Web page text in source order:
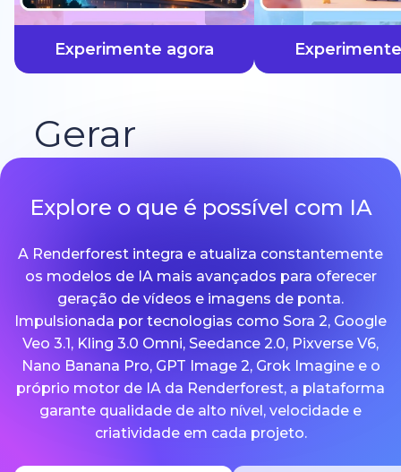
Experimente agora
Gerar
mais rápido
Explore o que é possível com IA
A Renderforest integra e atualiza constantemente
os modelos de IA mais avançados para oferecer
geração de vídeos e imagens de ponta.
Impulsionada por tecnologias como Sora 2, Google
Veo 3.1, Kling 3.0 Omni, Seedance 2.0, Pixverse V6,
Nano Banana Pro, GPT Image 2, Grok Imagine e o
próprio motor de IA da Renderforest, a plataforma
garante qualidade de alto nível, velocidade e
criatividade em cada projeto.